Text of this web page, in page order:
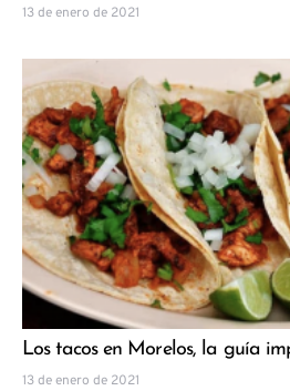
13 de enero de 2021
Los tacos en Morelos, la guía
13 de enero de 2021